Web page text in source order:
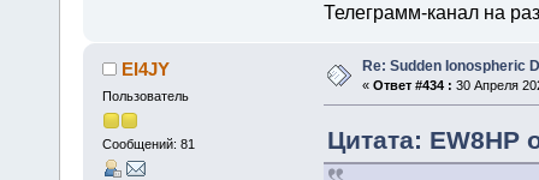
Телеграмм-канал на
EI4JY
Пользователь
Сообщений: 81
Re: Sudden Ionospheric
« Ответ #434 : 30 Апреля
Цитата: EW8HP